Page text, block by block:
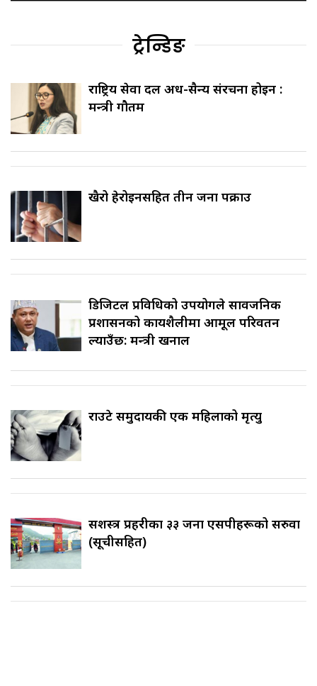
ट्रेन्डिङ
राष्ट्रिय सेवा दल अर्ध-सैन्य संरचना होइन :
मन्त्री गौतम
खैरो हेरोइनसहित तीन जना पक्राउ
डिजिटल प्रविधिको उपयोगले सार्वजनिक
प्रशासनको कार्यशैलीमा आमूल परिवर्तन
ल्याउँछ: मन्त्री खनाल
राउटे समुदायकी एक महिलाको मृत्यु
सशस्त्र प्रहरीका ३३ जना एसपीहरूको सरुवा
(सूचीसहित)